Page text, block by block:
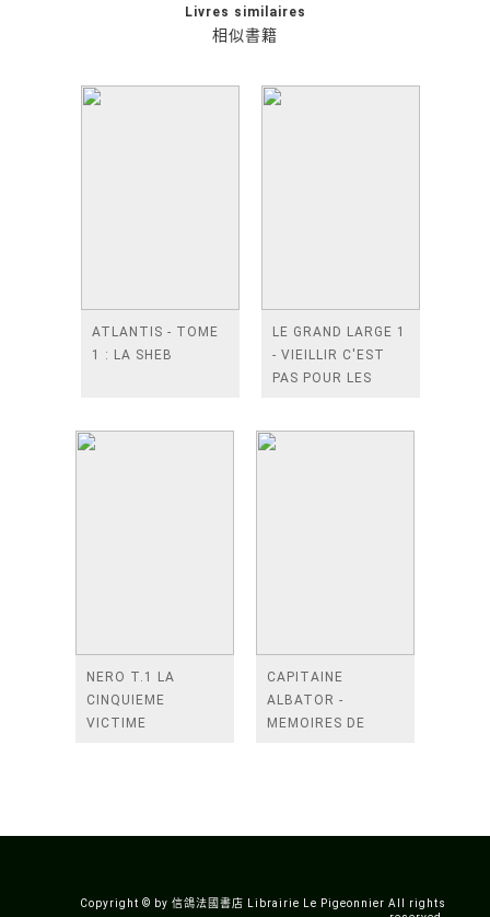
相似書籍
Livres similaires
ATLANTIS - TOME
1 : LA SHEB
LE GRAND LARGE 1
- VIEILLIR C'EST
PAS POUR LES
NERO T.1 LA
CINQUIEME
VICTIME
CAPITAINE
ALBATOR -
MEMOIRES DE
Copyright © by 信鴿法國書店 Librairie Le Pigeonnier All rights